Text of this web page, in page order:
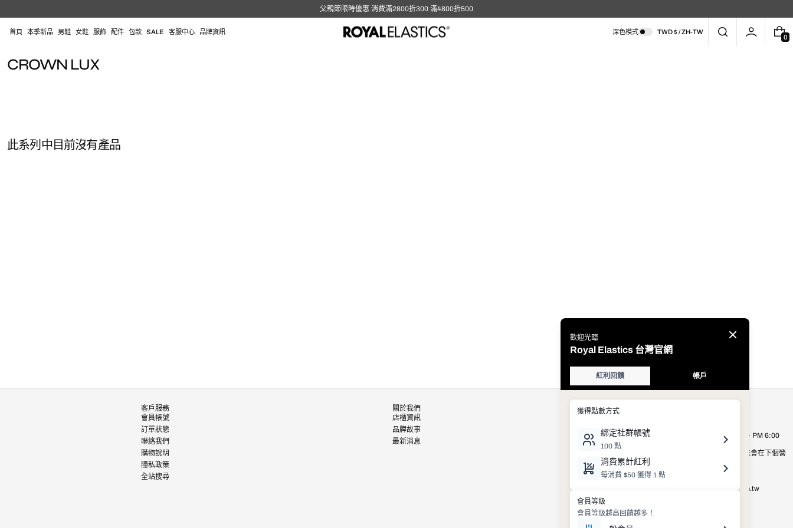
父親節限時優惠 消費滿2800折300 滿4800折500
首頁 本季新品 男鞋 女鞋 服飾 配件 包款 SALE 客服中心 品牌資訊 深色模式 TWD $ / ZH-TW
0
0
系
CROWN LUX
此系列中目前沒有產品
客戶服務
會員帳號
訂單狀態
聯絡我們
購物說明
隱私政策
全站搜尋
關於我們
店櫃資訊
品牌故事
最新消息
營業時間：週一至週五 AM 9:00 ~ PM 6:00
營業時間以外的客服詢問，有可能會在下個營
業日才進行處理，敬請見諒。
E-mail：
shop_service@royalelastics.com.tw